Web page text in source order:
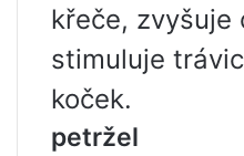
křeče, zvyšuje
stimuluje
koček.
petržel